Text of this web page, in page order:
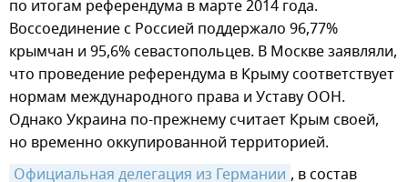
по итогам референдума в марте 2014 года.
Воссоединение с Россией поддержало 96,77%
крымчан и 95,6% севастопольцев. В Москве заявляли,
что проведение референдума в Крыму соответствует
нормам международного права и Уставу ООН.
Однако Украина по-прежнему считает Крым своей,
но временно оккупированной территорией.
Официальная делегация из Германии , в состав